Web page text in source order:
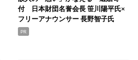
付 日本財団名誉会長 笹川陽平氏×
フリーアナウンサー 長野智子氏
PR